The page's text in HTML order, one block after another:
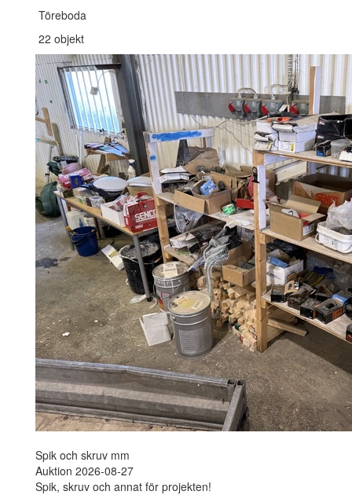
Töreboda
22 objekt
Spik och skruv mm
Auktion 2026-08-27
Spik, skruv och annat för projekten!